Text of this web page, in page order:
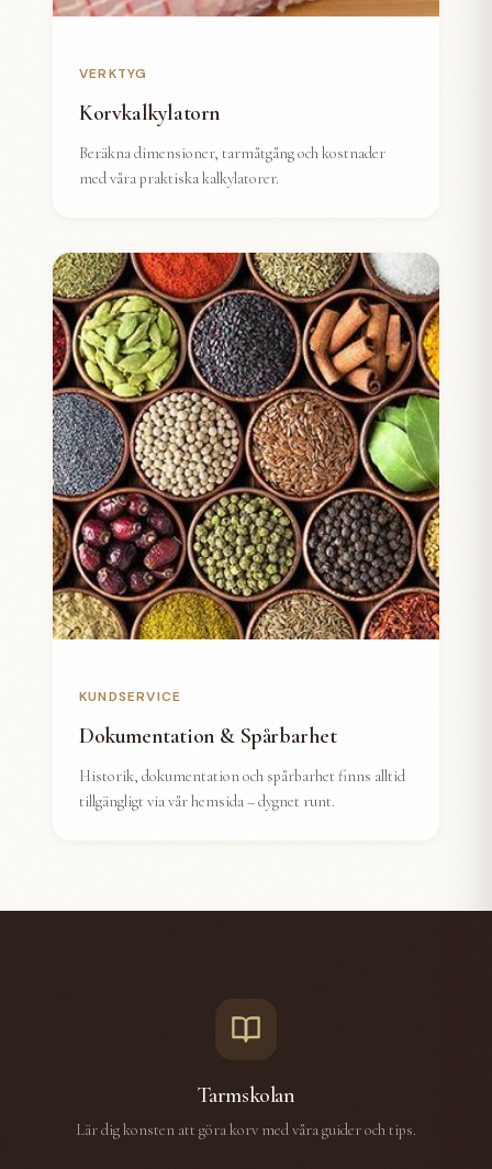
VERKTYG
Korvkalkylatorn
Beräkna dimensioner, tarmåtgång och kostnader
med våra praktiska kalkylatorer.
KUNDSERVICE
Dokumentation & Spårbarhet
Historik, dokumentation och spårbarhet finns alltid
tillgängligt via vår hemsida – dygnet runt.
Tarmskolan
Lär dig konsten att göra korv med våra guider och tips.